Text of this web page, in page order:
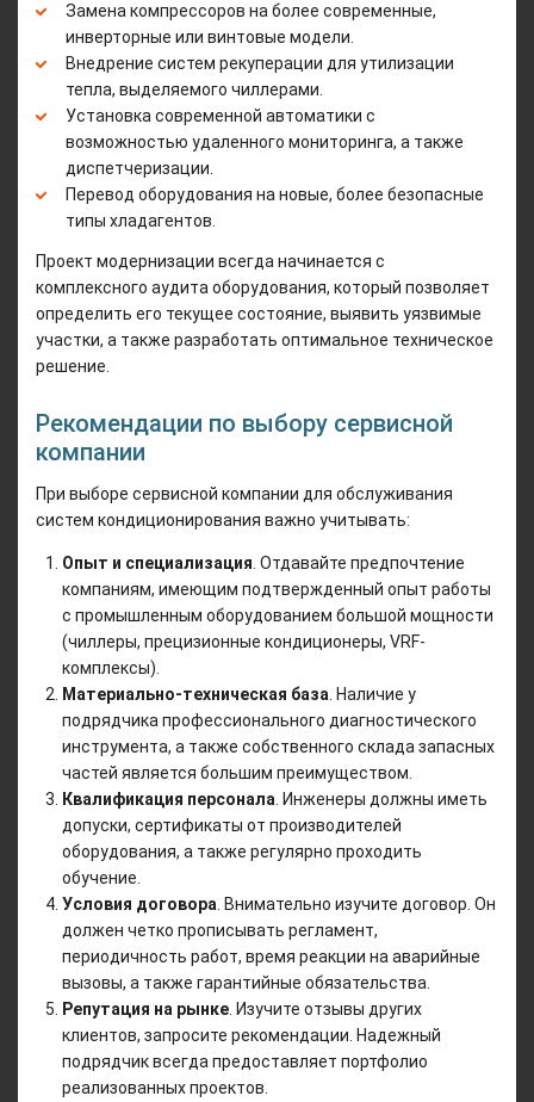
Замена компрессоров на более современные,
инверторные или винтовые модели.
Внедрение систем рекуперации для утилизации
тепла, выделяемого чиллерами.
Установка современной автоматики с
возможностью удаленного мониторинга, а также
диспетчеризации.
Перевод оборудования на новые, более безопасные
типы хладагентов.
Проект модернизации всегда начинается с
комплексного аудита оборудования, который позволяет
определить его текущее состояние, выявить уязвимые
участки, а также разработать оптимальное техническое
решение.
Рекомендации по выбору сервисной
компании
При выборе сервисной компании для обслуживания
систем кондиционирования важно учитывать:
Опыт и специализация . Отдавайте предпочтение
компаниям, имеющим подтвержденный опыт работы
с промышленным оборудованием большой мощности
(чиллеры, прецизионные кондиционеры, VRF-
комплексы).
Материально-техническая база . Наличие у
подрядчика профессионального диагностического
инструмента, а также собственного склада запасных
частей является большим преимуществом.
Квалификация персонала . Инженеры должны иметь
допуски, сертификаты от производителей
оборудования, а также регулярно проходить
обучение.
Условия договора . Внимательно изучите договор. Он
должен четко прописывать регламент,
периодичность работ, время реакции на аварийные
вызовы, а также гарантийные обязательства.
Репутация на рынке . Изучите отзывы других
клиентов, запросите рекомендации. Надежный
подрядчик всегда предоставляет портфолио
реализованных проектов.